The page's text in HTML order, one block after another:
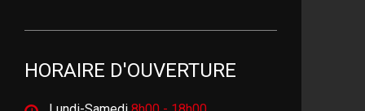
HORAIRE D'OUVERTURE